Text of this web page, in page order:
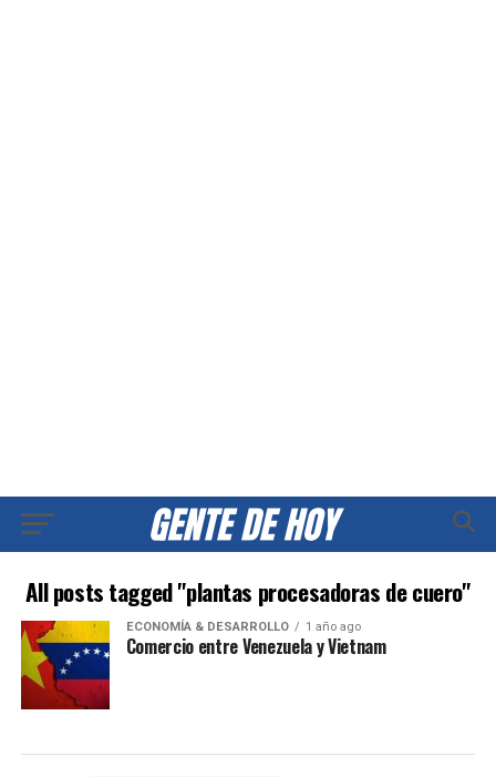
All posts tagged "plantas procesadoras de cuero"
ECONOMÍA & DESARROLLO 1 año ago
Comercio entre Venezuela y Vietnam